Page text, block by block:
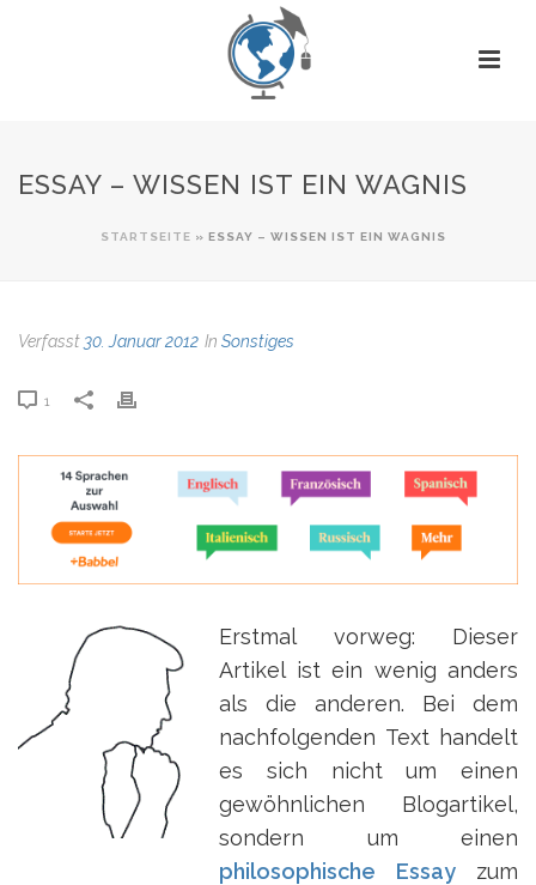
ESSAY – WISSEN IST EIN WAGNIS
STARTSEITE » ESSAY – WISSEN IST EIN WAGNIS
Verfasst 30. Januar 2012 In Sonstiges
1
Erstmal vorweg: Dieser
Artikel ist ein wenig anders
als die anderen. Bei dem
nachfolgenden Text handelt
es sich nicht um einen
gewöhnlichen Blogartikel,
sondern um einen
philosophische Essayzum